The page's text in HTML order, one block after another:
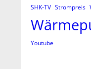
SHK-TV Strompreis
Youtube